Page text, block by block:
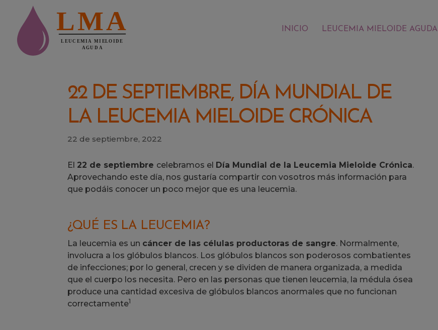
main
content
Main
INICIO LEUCEMIA MIELOIDE AGUDA
22 DE SEPTIEMBRE, DÍA MUNDIAL DE
LA LEUCEMIA MIELOIDE CRÓNICA
22 de septiembre, 2022
El 22 de septiembre celebramos el Día Mundial de la Leucemia Mieloide Crónica.
Aprovechando este día, nos gustaría compartir con vosotros más información para
que podáis conocer un poco mejor que es una leucemia.
¿QUÉ ES LA LEUCEMIA?
La leucemia es un cáncer de las células productoras de sangre. Normalmente,
involucra a los glóbulos blancos. Los glóbulos blancos son poderosos combatientes
de infecciones; por lo general, crecen y se dividen de manera organizada, a medida
que el cuerpo los necesita. Pero en las personas que tienen leucemia, la médula ósea
produce una cantidad excesiva de glóbulos blancos anormales que no funcionan
correctamente1